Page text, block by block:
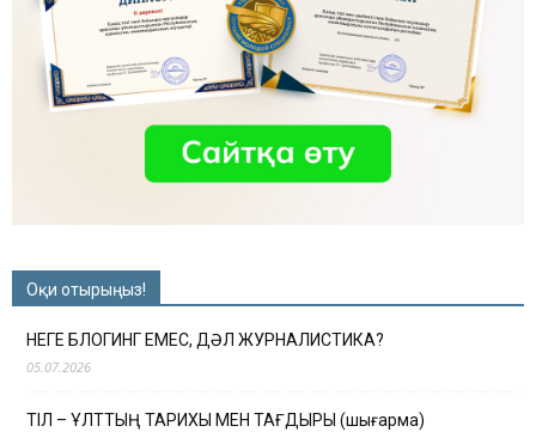
Оқи отырыңыз!
НЕГЕ БЛОГИНГ ЕМЕС, ДӘЛ ЖУРНАЛИСТИКА?
05.07.2026
ТІЛ – ҰЛТТЫҢ ТАРИХЫ МЕН ТАҒДЫРЫ (шығарма)